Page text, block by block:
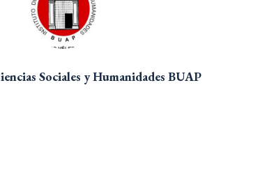
Sociales y Humanidades BUAP